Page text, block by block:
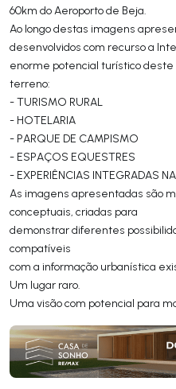
60km do Aeroporto de Beja.
Ao longo destas imagens
desenvolvidos com recurso a
enorme potencial turístico deste
terreno:
- TURISMO RURAL
- HOTELARIA
- PARQUE DE CAMPISMO
- ESPAÇOS EQUESTRES
- EXPERIÊNCIAS INTEGRADAS
As imagens apresentadas são
conceptuais, criadas para
demonstrar diferentes
compatíveis
com a informação urbanística
Um lugar raro.
Uma visão com potencial para